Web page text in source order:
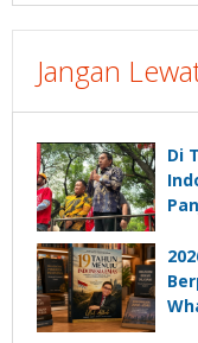
Jangan
Di